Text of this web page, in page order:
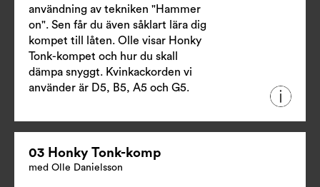
användning av tekniken "Hammer
on". Sen får du även såklart lära dig
kompet till låten. Olle visar Honky
Tonk-kompet och hur du skall
dämpa snyggt. Kvinkackorden vi
använder är D5, B5, A5 och G5.
03 Honky Tonk-komp
med Olle Danielsson